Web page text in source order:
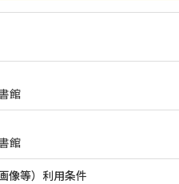
館
館
像等）利用条件